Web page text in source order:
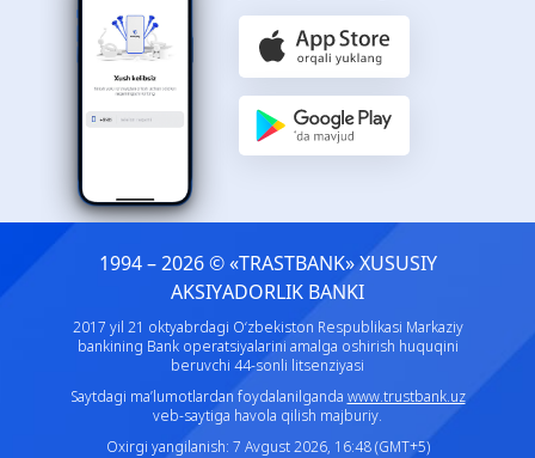
1994 – 2026 © «TRASTBANK» ХUSUSIY
AKSIYADORLIK BANKI
2017 yil 21 oktyabrdagi O‘zbekiston Respublikasi Markaziy
bankining Bank operatsiyalarini amalga oshirish huquqini
beruvchi 44-sonli litsenziyasi
Saytdagi ma’lumotlardan foydalanilganda www.trustbank.uz
veb-saytiga havola qilish majburiy.
Oxirgi yangilanish: 7 Avgust 2026, 16:48 (GMT+5)